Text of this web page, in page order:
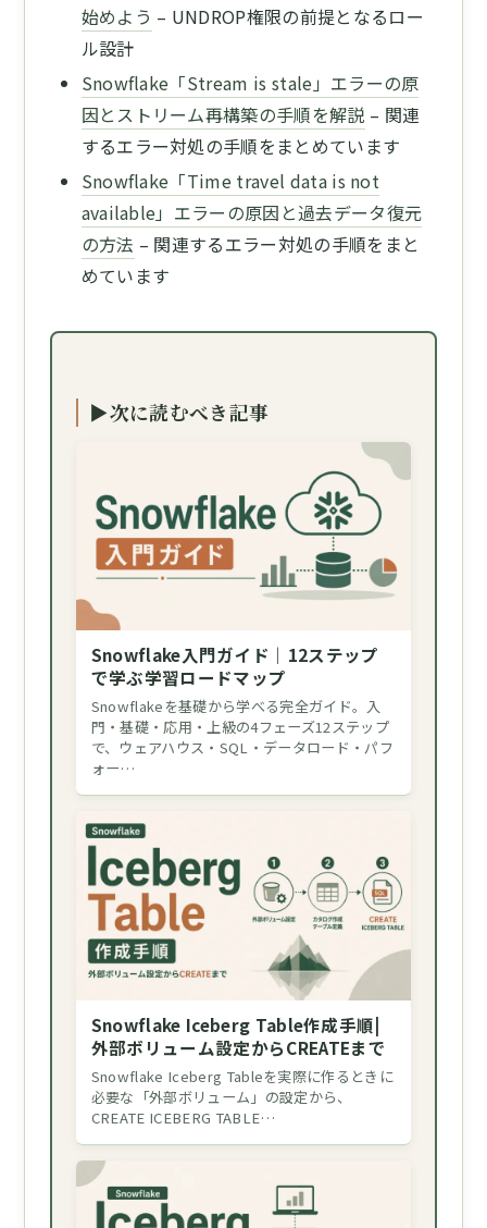
始めよう – UNDROP権限の前提となるロー
ル設計
Snowflake「Stream is stale」エラーの原
因とストリーム再構築の手順を解説 – 関連
するエラー対処の手順をまとめています
Snowflake「Time travel data is not
available」エラーの原因と過去データ復元
の方法 – 関連するエラー対処の手順をまと
めています
▶次に読むべき記事
Snowflake入門ガイド｜12ステップ
で学ぶ学習ロードマップ
Snowflakeを基礎から学べる完全ガイド。入
門・基礎・応用・上級の4フェーズ12ステップ
で、ウェアハウス・SQL・データロード・パフ
ォー…
Snowflake Iceberg Table作成手順|
外部ボリューム設定からCREATEまで
Snowflake Iceberg Tableを実際に作るときに
必要な「外部ボリューム」の設定から、
CREATE ICEBERG TABLE…